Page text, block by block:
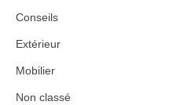
Conseils
Extérieur
Mobilier
Non classé